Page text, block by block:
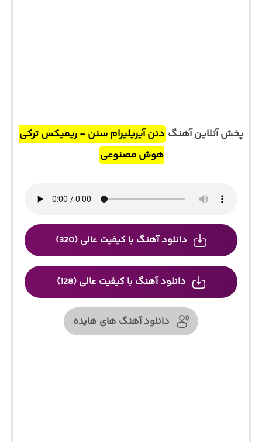
پخش آنلاین آهنگ دنن آیریلیرام سنن - ریمیکس ترکی
هوش مصنوعی
دانلود آهنگ با کیفیت عالی (320)
دانلود آهنگ با کیفیت عالی (128)
دانلود آهنگ های هایده